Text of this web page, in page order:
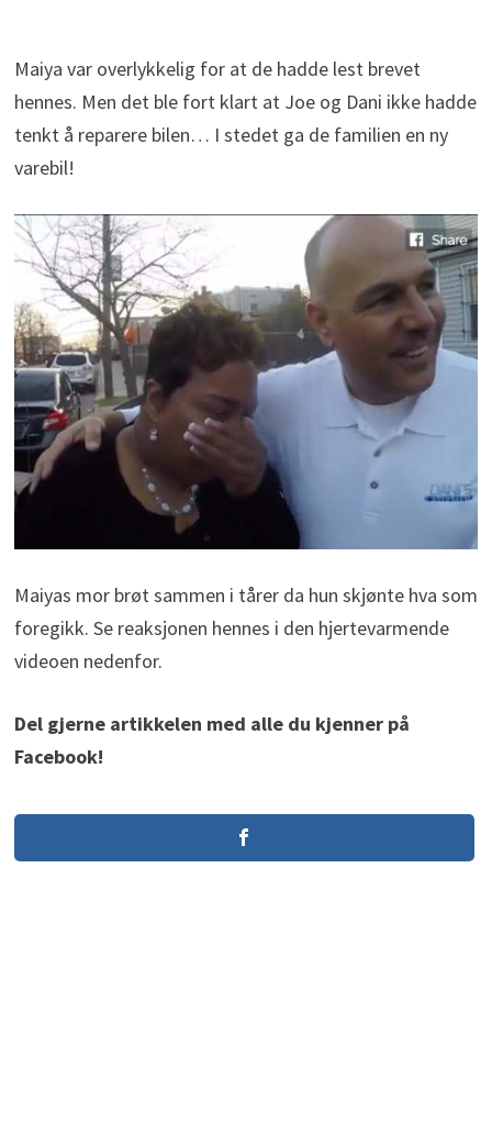
Maiya var overlykkelig for at de hadde lest brevet
hennes. Men det ble fort klart at Joe og Dani ikke hadde
tenkt å reparere bilen… I stedet ga de familien en ny
varebil!
Maiyas mor brøt sammen i tårer da hun skjønte hva som
foregikk. Se reaksjonen hennes i den hjertevarmende
videoen nedenfor.
Del gjerne artikkelen med alle du kjenner på
Facebook!